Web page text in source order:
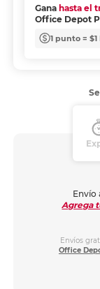
Gana hasta el
Office Depot
1 punto = $1
Envío
Agrega
Envíos
Office